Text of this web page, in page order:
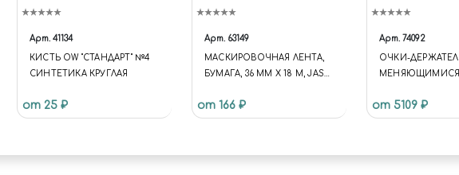
Арт. 41134
КИСТЬ OW "СТАНДАРТ" №4
СИНТЕТИКА КРУГЛАЯ
от 25 ₽
Арт. 63149
МАСКИРОВОЧНАЯ ЛЕНТА,
БУМАГА, 36 ММ Х 18 М, JAS
от 166 ₽
Арт. 74092
ОЧКИ-
МЕНЯЮЩИМИСЯ
от 5109 ₽